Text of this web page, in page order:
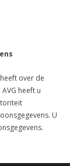
over de
heeft u
U